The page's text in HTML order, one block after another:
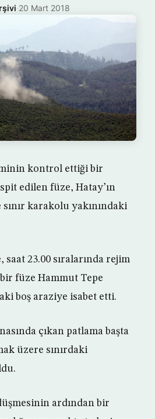
·20 Mart 2018
kontrol ettiği bir
edilen füze, Hatay’ın
karakolu yakınındaki
23.00 sıralarında rejim
füze Hammut Tepe
boş araziye isabet etti.
çıkan patlama başta
üzere sınırdaki
ardından bir